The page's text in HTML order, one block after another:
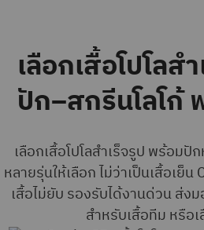
เลือกเสื้อโปโลส
ปัก–สกรีนโลโก้
เลือกเสื้อโปโลสำเร็จรูป พร้อมปั
หลายรุ่นให้เลือก ไม่ว่าเป็นเสื้อเย็น
เสื้อไม่ยับ รองรับได้งานด่วน ส่ง
สำหรับเสื้อทีม หรือ